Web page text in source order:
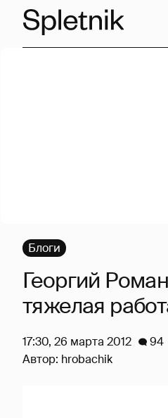
Блоги
Георгий
тяжелая
17:30, 26 марта 2012
94
Автор: hrobachik